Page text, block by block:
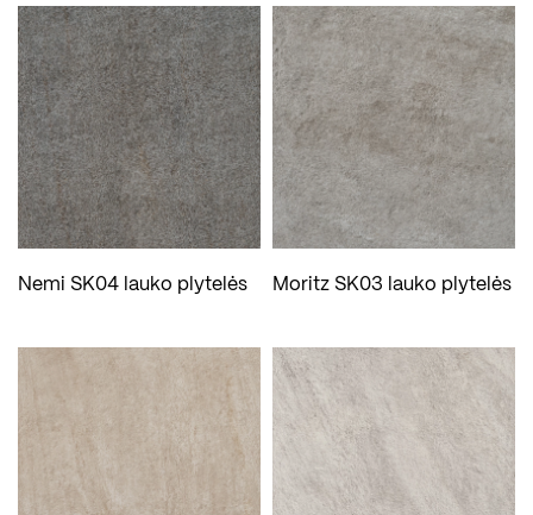
Nemi SK04 lauko plytelės Moritz SK03 lauko plytelės